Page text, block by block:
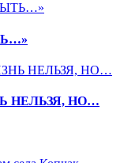
НЕЛЬЗЯ, НО…